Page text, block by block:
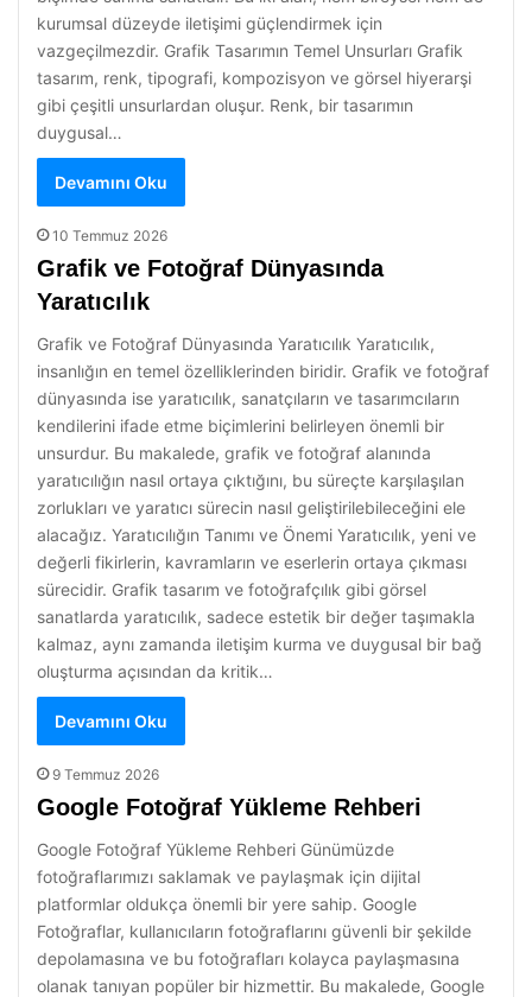
kurumsal düzeyde iletişimi güçlendirmek için
vazgeçilmezdir. Grafik Tasarımın Temel Unsurları Grafik
tasarım, renk, tipografi, kompozisyon ve görsel hiyerarşi
gibi çeşitli unsurlardan oluşur. Renk, bir tasarımın
duygusal…
Devamını Oku
10 Temmuz 2026
Grafik ve Fotoğraf Dünyasında
Yaratıcılık
Grafik ve Fotoğraf Dünyasında Yaratıcılık Yaratıcılık,
insanlığın en temel özelliklerinden biridir. Grafik ve fotoğraf
dünyasında ise yaratıcılık, sanatçıların ve tasarımcıların
kendilerini ifade etme biçimlerini belirleyen önemli bir
unsurdur. Bu makalede, grafik ve fotoğraf alanında
yaratıcılığın nasıl ortaya çıktığını, bu süreçte karşılaşılan
zorlukları ve yaratıcı sürecin nasıl geliştirilebileceğini ele
alacağız. Yaratıcılığın Tanımı ve Önemi Yaratıcılık, yeni ve
değerli fikirlerin, kavramların ve eserlerin ortaya çıkması
sürecidir. Grafik tasarım ve fotoğrafçılık gibi görsel
sanatlarda yaratıcılık, sadece estetik bir değer taşımakla
kalmaz, aynı zamanda iletişim kurma ve duygusal bir bağ
oluşturma açısından da kritik…
Devamını Oku
9 Temmuz 2026
Google Fotoğraf Yükleme Rehberi
Google Fotoğraf Yükleme Rehberi Günümüzde
fotoğraflarımızı saklamak ve paylaşmak için dijital
platformlar oldukça önemli bir yere sahip. Google
Fotoğraflar, kullanıcıların fotoğraflarını güvenli bir şekilde
depolamasına ve bu fotoğrafları kolayca paylaşmasına
olanak tanıyan popüler bir hizmettir. Bu makalede, Google